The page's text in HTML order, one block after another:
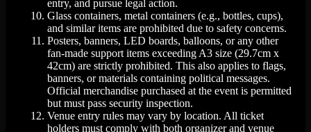
entry, and pursue legal action.
Glass containers, metal containers (e.g., bottles, cups),
and similar items are prohibited due to safety concerns.
Posters, banners, LED boards, balloons, or any other
fan-made support items exceeding A3 size (29.7cm x
42cm) are strictly prohibited. This also applies to flags,
banners, or materials containing political messages.
Official merchandise purchased at the event is permitted
but must pass security inspection.
Venue entry rules may vary by location. All ticket
holders must comply with both organizer and venue